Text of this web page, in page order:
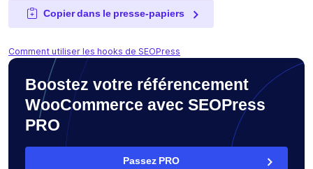
Copier dans le presse-papiers
Comment utiliser les hooks de SEOPress
Boostez votre référencement
WooCommerce avec SEOPress
PRO
Passez PRO